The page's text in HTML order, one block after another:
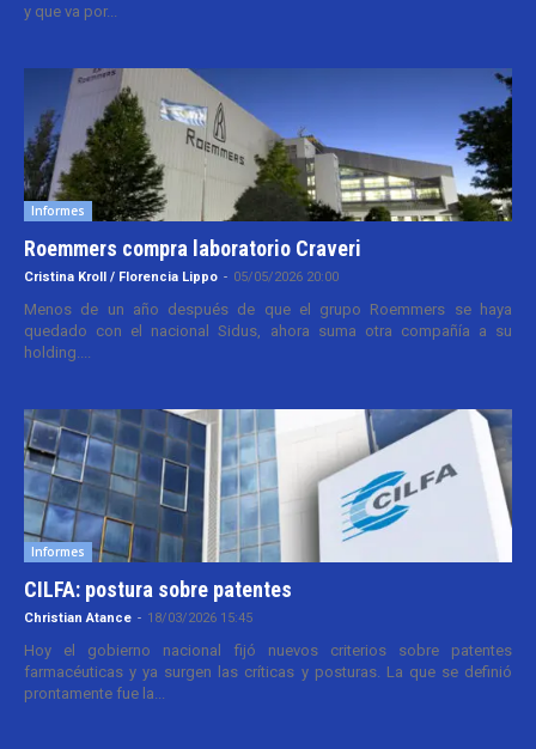
y que va por...
Informes
Roemmers compra laboratorio Craveri
Cristina Kroll / Florencia Lippo - 05/05/2026 20:00
Menos de un año después de que el grupo Roemmers se haya
quedado con el nacional Sidus, ahora suma otra compañía a su
holding....
Informes
CILFA: postura sobre patentes
Christian Atance - 18/03/2026 15:45
Hoy el gobierno nacional fijó nuevos criterios sobre patentes
farmacéuticas y ya surgen las críticas y posturas. La que se definió
prontamente fue la...